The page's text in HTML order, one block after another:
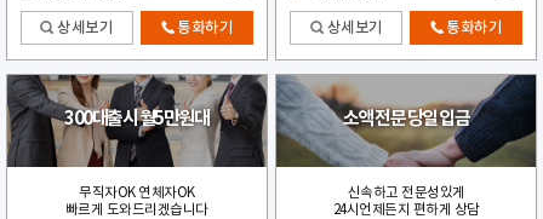
상세보기 통화하기 상세보기 통화하기
300대출시 월5만원대
무직자OK 연체자OK
빠르게 도와드리겠습니다
소액 전문 당일 입금
신속하고 전문성있게
24시언제든지 편하게 상담